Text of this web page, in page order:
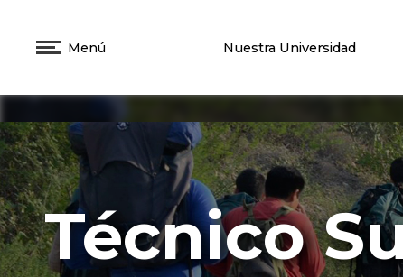
Menú Nuestra Universidad
Técnico